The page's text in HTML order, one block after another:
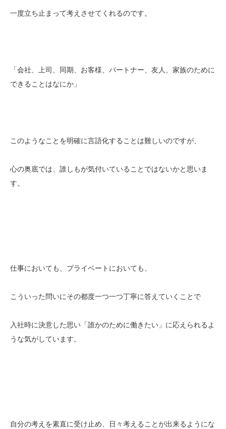
一度立ち止まって考えさせてくれるのです。
「会社、上司、同期、お客様、パートナー、友人、家族のために
できることはなにか」
このようなことを明確に言語化することは難しいのですが、
心の奥底では、誰しもが気付いていることではないかと思いま
す。
仕事においても、プライベートにおいても、
こういった問いにその都度一つ一つ丁寧に答えていくことで
入社時に決意した思い「誰かのために働きたい」に応えられるよ
うな気がしています。
自分の考えを素直に受け止め、日々考えることが出来るようにな